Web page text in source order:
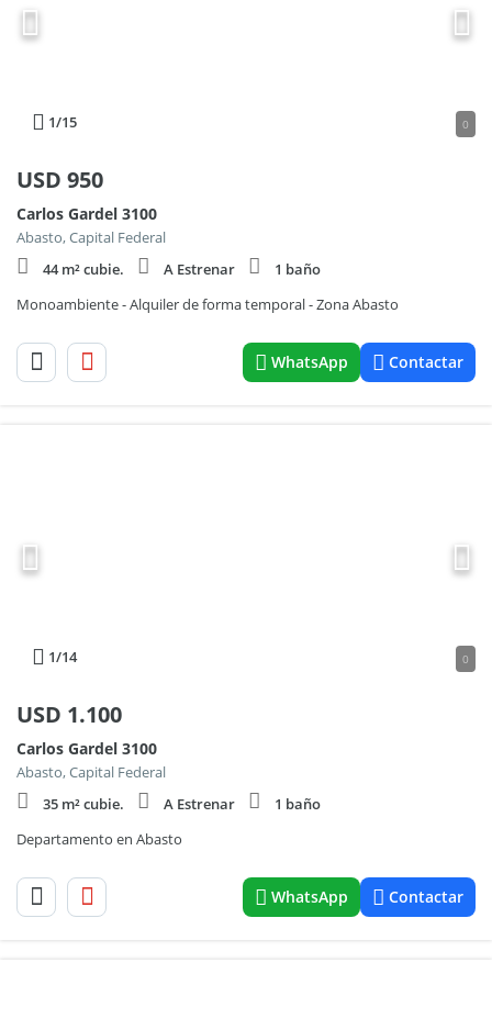
1/15 0
USD 950
Carlos Gardel 3100
Abasto, Capital Federal
44 m² cubie.
A Estrenar
1 baño
Monoambiente - Alquiler de forma temporal - Zona Abasto
WhatsApp Contactar
1/14 0
USD 1.100
Carlos Gardel 3100
Abasto, Capital Federal
35 m² cubie.
A Estrenar
1 baño
Departamento en Abasto
WhatsApp Contactar